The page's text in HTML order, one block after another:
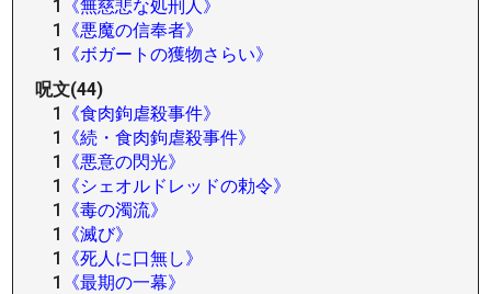
1
《無慈悲な処刑人》
1
《悪魔の信奉者》
1
《ボガートの獲物さらい》
呪文(44)
1
《食肉鉤虐殺事件》
1
《続・食肉鉤虐殺事件》
1
《悪意の閃光》
1
《シェオルドレッドの勅令》
1
《毒の濁流》
1
《滅び》
1
《死人に口無し》
1
《最期の一幕》